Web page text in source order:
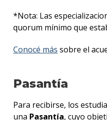
*Nota: Las
quorum mínimo que
Conocé más sobre el
Pasantía
Para recibirse, los
una Pasantía, cuyo